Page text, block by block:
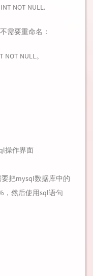
NOT NULL.
需要重命名：
NOT NULL。
操作界面
把mysql数据库中的
，然后使用sql语句